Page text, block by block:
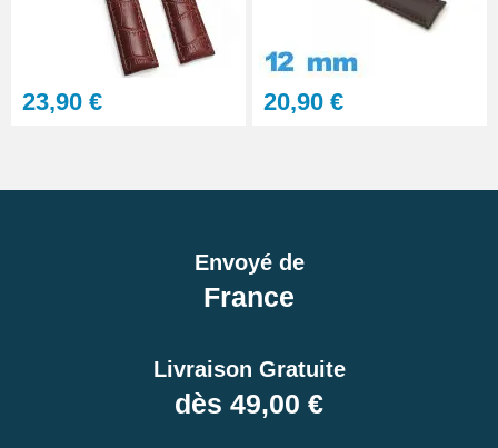
23,90 € 20,90 €
Envoyé de
France
Livraison Gratuite
dès 49,00 €